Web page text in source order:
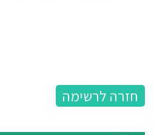
חזרה לרשימה